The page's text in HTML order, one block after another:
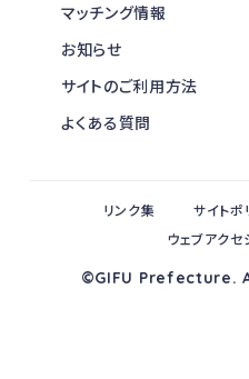
マッチング情報
お知らせ
サイトのご利用方法
よくある質問
©GIFU Prefecture.
リンク集 サイトポ
ウェブアクセ